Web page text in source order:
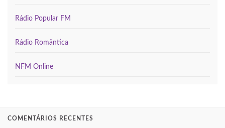
Rádio Popular FM
Rádio Romântica
NFM Online
COMENTÁRIOS RECENTES